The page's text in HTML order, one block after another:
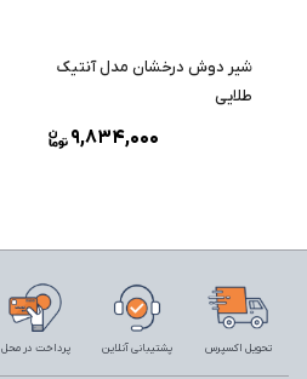
شیر دوش درخشان مدل آنتیک
طلایی
9,834,000
تحویل اکسپرس پشتیبانی آنلاین پرداخت در محل